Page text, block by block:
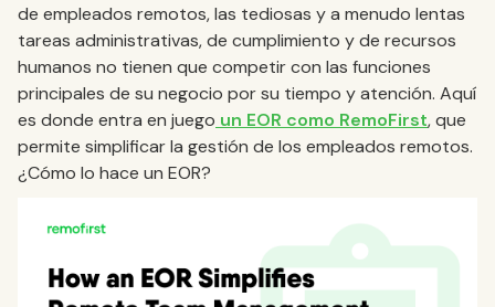
de empleados remotos, las tediosas y a menudo lentas
tareas administrativas, de cumplimiento y de recursos
humanos no tienen que competir con las funciones
principales de su negocio por su tiempo y atención. Aquí
es donde entra en juego un EOR como RemoFirst, que
permite simplificar la gestión de los empleados remotos.
¿Cómo lo hace un EOR?